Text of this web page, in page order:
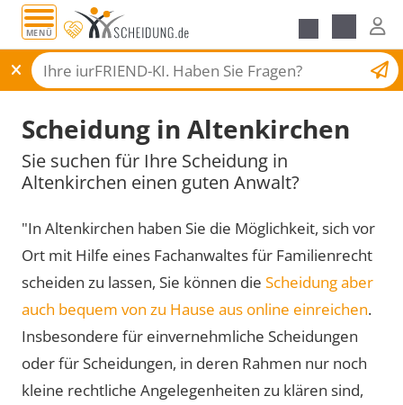
MENÜ
Scheidungsantrag
Scheidung in Altenkirchen
Sie suchen für Ihre Scheidung in
Altenkirchen einen guten Anwalt?
"In Altenkirchen haben Sie die Möglichkeit, sich vor
Ort mit Hilfe eines Fachanwaltes für Familienrecht
scheiden zu lassen, Sie können die Scheidung aber
auch bequem von zu Hause aus online einreichen.
Insbesondere für einvernehmliche Scheidungen
oder für Scheidungen, in deren Rahmen nur noch
kleine rechtliche Angelegenheiten zu klären sind,